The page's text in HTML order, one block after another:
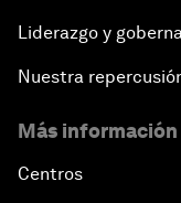
Liderazgo y
Nuestra
Más
Centros